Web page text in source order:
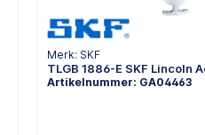
Merk: SKF
TLGB 1886-E SKF Lincoln
Artikelnummer: GA04463